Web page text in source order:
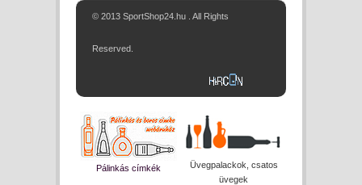
© 2013 SportShop24.hu . All Rights
Reserved.
Pálinkás címkék
Üvegpalackok, csatos
üvegek